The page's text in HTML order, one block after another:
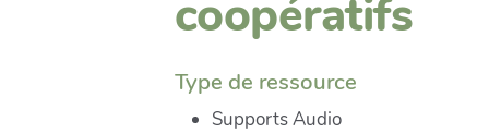
coopératifs
Type de ressource
Supports Audio